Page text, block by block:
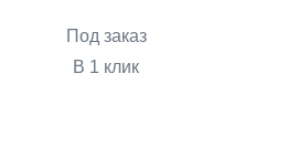
Под заказ
В 1 клик